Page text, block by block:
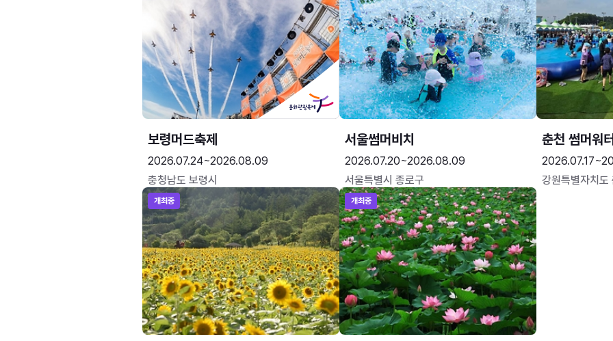
보령머드축제
2026.07.24~2026.08.09
충청남도 보령시
서울썸머비치
2026.07.20~2026.08.09
서울특별시 종로구
춘천 썸머워
강원특별자치도
개최중 개최중